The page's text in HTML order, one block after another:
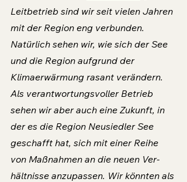
Leitbetrieb sind wir seit vielen Jahren
mit der Regi­on eng verbunden.
Natürlich sehen wir, wie sich der See
und die Region aufgrund der
Klimaerwärmung rasant verändern.
Als verantwortungsvoller Betrieb
sehen wir aber auch eine Zukunft, in
der es die Region Neusiedler See
geschafft hat, sich mit einer Reihe
von Maßnahmen an die neuen Ver­
hältnisse anzupassen. Wir könnten als